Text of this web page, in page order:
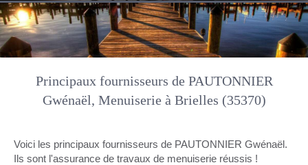
Principaux fournisseurs de PAUTONNIER
Gwénaël, Menuiserie à Brielles (35370)
Voici les principaux fournisseurs de PAUTONNIER Gwénaël.
Ils sont l'assurance de travaux de menuiserie réussis !